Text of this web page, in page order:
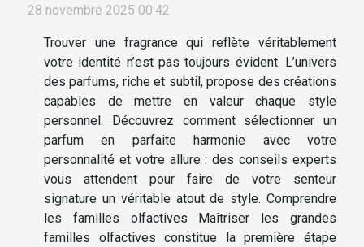
28 novembre 2025 00:42
Trouver une fragrance qui reflète véritablement
votre identité n’est pas toujours évident. L’univers
des parfums, riche et subtil, propose des créations
capables de mettre en valeur chaque style
personnel. Découvrez comment sélectionner un
parfum en parfaite harmonie avec votre
personnalité et votre allure : des conseils experts
vous attendent pour faire de votre senteur
signature un véritable atout de style. Comprendre
les familles olfactives Maîtriser les grandes
familles olfactives constitue la première étape